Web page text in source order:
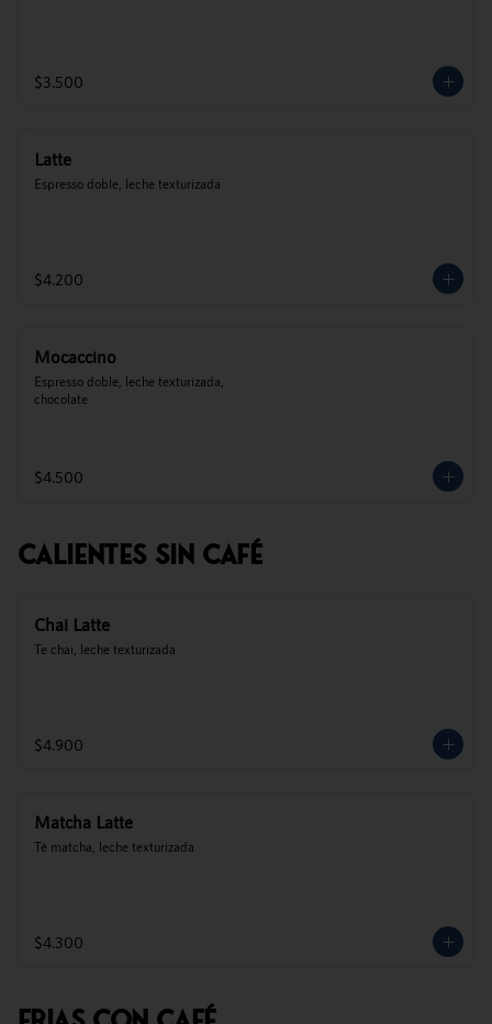
$3.500
Latte
Espresso doble, leche texturizada
$4.200
Mocaccino
Espresso doble, leche texturizada,
chocolate
$4.500
Calientes Sin Café
Chai Latte
Te chai, leche texturizada
$4.900
Matcha Latte
Té matcha, leche texturizada
$4.300